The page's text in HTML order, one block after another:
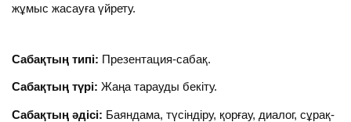
жұмыс жасауға үйрету.
Сабақтың типі: Презентация-сабақ.
Сабақтың түрі: Жаңа тарауды бекіту.
Сабақтың әдісі: Баяндама, түсіндіру, қорғау, диалог, сұрақ-